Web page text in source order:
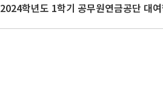
2024학년도 1학기 공무원연금공단 대